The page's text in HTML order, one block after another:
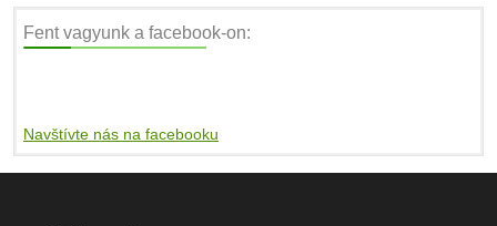
Fent vagyunk a facebook-on:
Navštívte nás na facebooku